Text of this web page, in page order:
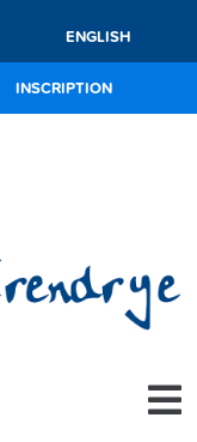
ENGLISH
INSCRIPTION